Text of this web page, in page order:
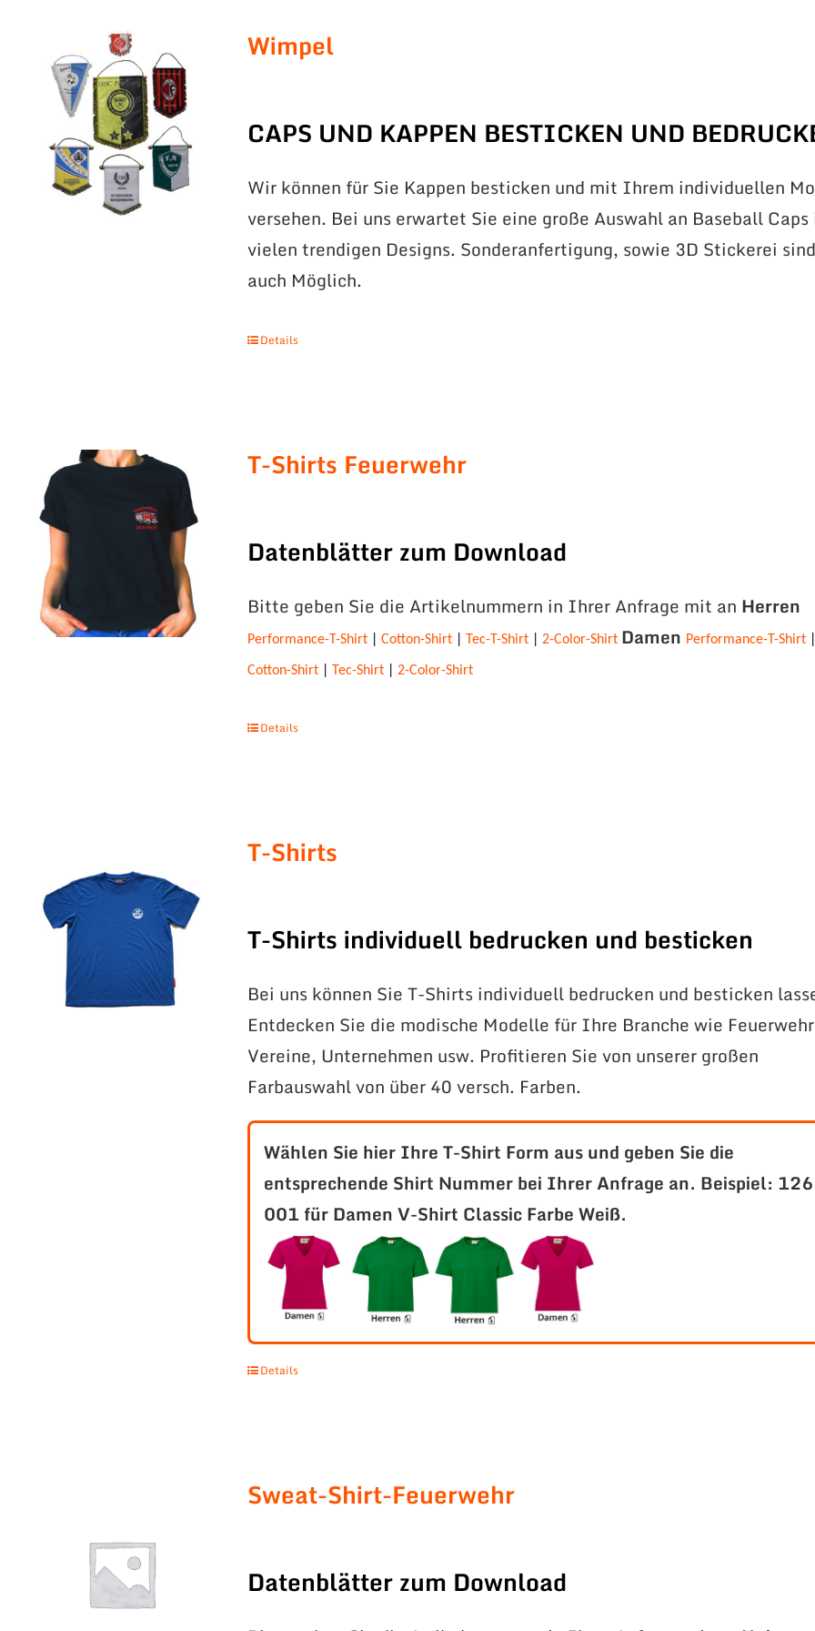
Wimpel
CAPS UND KAPPEN BESTICKEN UND
Wir können für Sie Kappen besticken und mit Ihrem individuellen
versehen. Bei uns erwartet Sie eine große Auswahl an Baseball Caps
vielen trendigen Designs. Sonderanfertigung, sowie 3D Stickerei
auch Möglich.
Details
T-Shirts Feuerwehr
Datenblätter zum Download
Bitte geben Sie die Artikelnummern in Ihrer Anfrage mit an Herren
Performance-T-Shirt |Cotton-Shirt Tec-T-Shirt |2-Color-Shirt Damen Performance-T-Shirt
Cotton-Shirt Tec-Shirt |2-Color-Shirt
Details
T-Shirts
T-Shirts individuell bedrucken und besticken
Bei uns können Sie T-Shirts individuell bedrucken und besticken
Entdecken Sie die modische Modelle für Ihre Branche wie
Vereine, Unternehmen usw. Profitieren Sie von unserer großen
Farbauswahl von über 40 versch. Farben.
Wählen Sie hier Ihre T-Shirt Form aus und geben Sie die
entsprechende Shirt Nummer bei Ihrer Anfrage an. Beispiel: 126
001 für Damen V-Shirt Classic Farbe Weiß.
Details
Sweat-Shirt-Feuerwehr
Datenblätter zum Download